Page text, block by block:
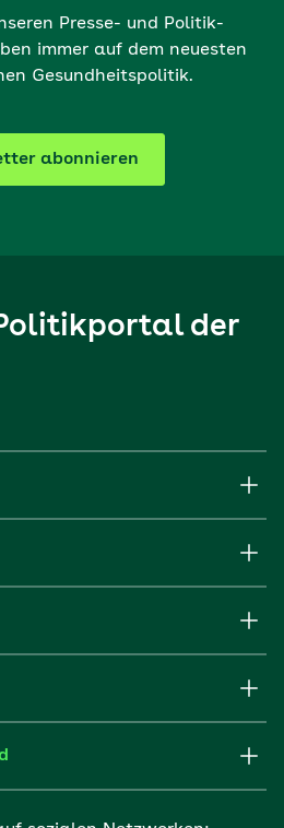
Presse- und Politik-
immer auf dem neuesten
Gesundheitspolitik.
abonnieren
der